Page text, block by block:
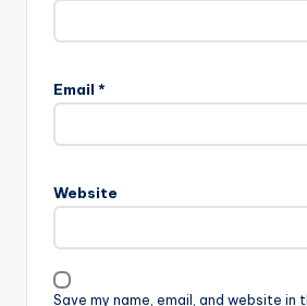
Email *
Website
Save my name, email, and website in